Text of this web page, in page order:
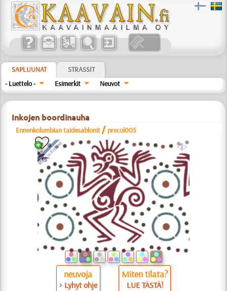
SAPLUUNAT
STRASSIT
- Luettelo -
Esimerkit Neuvot
Inkojen boordinauha
Ennenkolumbian taidesablonit / precol005
a
neuvoja
> Lyhyt ohje
Miten tilata?
LUE TÄSTÄ!